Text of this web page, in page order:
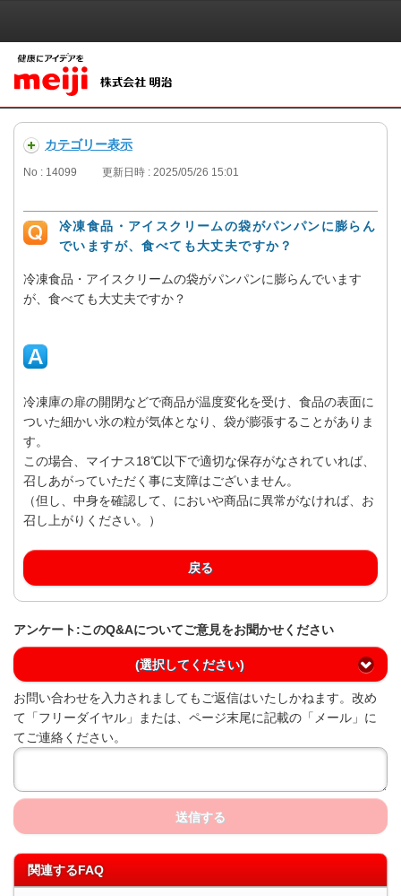
カテゴリー表示
No : 14099 更新日時 : 2025/05/26 15:01
冷凍食品・アイスクリームの袋がパンパンに膨らん
でいますが、食べても大丈夫ですか？
冷凍食品・アイスクリームの袋がパンパンに膨らんでいます
が、食べても大丈夫ですか？
冷凍庫の扉の開閉などで商品が温度変化を受け、食品の表面に
ついた細かい氷の粒が気体となり、袋が膨張することがありま
す。
この場合、マイナス18℃以下で適切な保存がなされていれば、
召しあがっていただく事に支障はございません。
（但し、中身を確認して、においや商品に異常がなければ、お
召し上がりください。）
戻る
アンケート:このQ&Aについてご意見をお聞かせください
(選択してください)
お問い合わせを入力されましてもご返信はいたしかねます。改め
て「フリーダイヤル」または、ページ末尾に記載の「メール」に
てご連絡ください。
送信する
関連するFAQ